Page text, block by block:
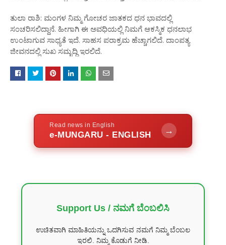
ತುಲಾ ರಾಶಿ: ಮಂಗಳ ನಿಮ್ಮ ಗೋಚರ ಜಾತಕದ ಧನ ಭಾವದಲ್ಲಿ
ಸಂಚರಿಸಲಿದ್ದಾನೆ. ಹೀಗಾಗಿ ಈ ಅವಧಿಯಲ್ಲಿ ನಿಮಗೆ ಆಕಸ್ಮಿಕ ಧನಲಾಭ
ಉಂಟಾಗುವ ಸಾಧ್ಯತೆ ಇದೆ. ಸಾಹಸ ಪರಾಕ್ರಮ ಹೆಚ್ಚಾಗಲಿದೆ. ದಾಂಪತ್ಯ
ಜೀವನದಲ್ಲಿ ಸುಖ ಸಮೃದ್ಧಿ ಇರಲಿದೆ.
Read news in English
e-MUNGARU - ENGLISH →
Support Us / ನಮಗೆ ಬೆಂಬಲಿಸಿ
ಉಚಿತವಾಗಿ ಮಾಹಿತಿಯನ್ನು ಒದಗಿಸುವ ನಮಗೆ ನಿಮ್ಮ ಬೆಂಬಲ
ಇರಲಿ. ನಿಮ್ಮ ಕೊಡುಗೆ ನೀಡಿ.